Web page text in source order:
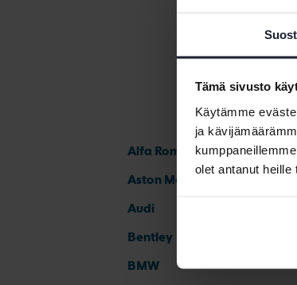
Tämä sivusto
Käytämme
ja
olet antanut heille
Alfa Romeo
Aston Martin
Audi
Bentley
BMW